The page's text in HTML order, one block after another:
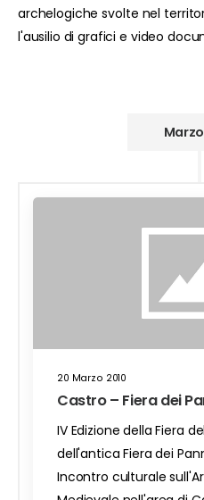
archelogiche svolte nel
l'ausilio di grafici e video
20 Marzo 2010
Castro – Fiera dei
IV Edizione della Fiera
dell'antica Fiera dei
Incontro culturale